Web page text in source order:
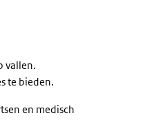
vallen.
te bieden.
en medisch